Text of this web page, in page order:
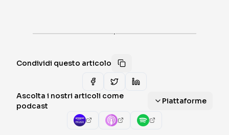
·
Condividi questo articolo
Ascolta i nostri articoli come
podcast
Piattaforme